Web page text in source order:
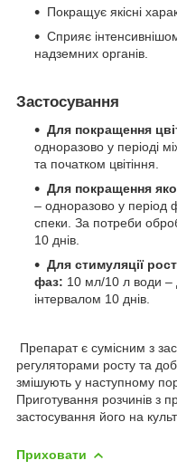
Покращує якісні
Сприяє
надземних органів.
Застосування
Для покращення
одноразово у періоді
та початком цвітіння.
Для покращення
– одноразово у період
спеки. За потреби
10 днів.
Для стимуляції
фаз: 10 мл/10 л води –
інтервалом 10 днів.
Препарат є сумісним з
регуляторами росту та
змішують у наступному
Приготування розчинів з
застосування його на
Приховати